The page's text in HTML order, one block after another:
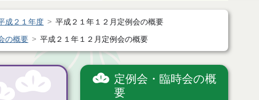
成２１年度 平成２１年１２月定例会の概要
の概要 平成２１年１２月定例会の概要
定例会・臨時会の概
要